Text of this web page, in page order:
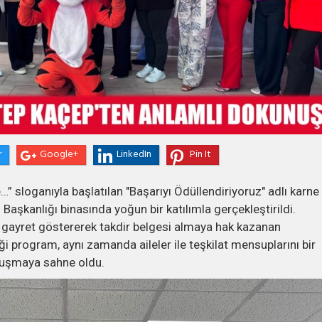
Google+ LinkedIn Pin It
sloganıyla başlatılan "Başarıyı Ödüllendiriyoruz" adlı karne
binasında yoğun bir katılımla gerçekleştirildi.
göstererek takdir belgesi almaya hak kazanan
aynı zamanda aileler ile teşkilat mensuplarını bir
sahne oldu.